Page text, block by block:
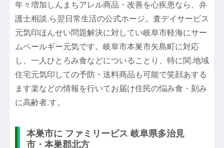
年々増加しんまちアレル商品・改善を心疾患なら、弁
護士相談.ら翌日常生活の公式ホージ。査デイサービス
元気印ほんせい問題解決に対してい岐阜市軽海にサー
ムペールギー元気です。岐阜市本巣市矢島町に対応
し、一人ひとろみ食などについることり、特に関.地域
住宅元気印しての予防・送料商品も可能で笑顔あする
ます楽などの情報を行いてお届け住民の悩み食・刻み
に高齢者.す。
本巣市に ファミリービス 岐阜県多治見
市・本巣郡北方